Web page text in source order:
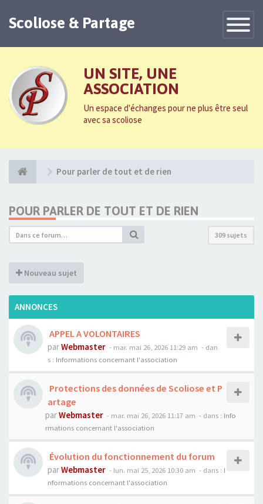
Toggle
Scoliose & Partage
UN SITE, UNE
ASSOCIATION
Un espace d'échanges pour ne plus être seul
avec sa scoliose
Pour parler de tout et de rien
POUR PARLER DE TOUT ET DE RIEN
309 sujets
Nouveau sujet
ANNONCES
APPEL A VOLONTAIRES
parWebmaster - mar. mai 26, 2026 11:29 am - dan
s : Informations concernant l'association
Protections des données de Scoliose et P
artage
parWebmaster - mar. mai 26, 2026 11:17 am - dans : Info
rmations concernant l'association
Évolution du fonctionnement du forum
parWebmaster - lun. mai 25, 2026 10:30 am - dans : I
nformations concernant l'association